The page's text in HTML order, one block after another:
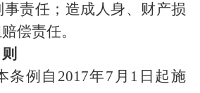
责任；造成人身、财产损
偿责任。
例自2017年7月1日起施